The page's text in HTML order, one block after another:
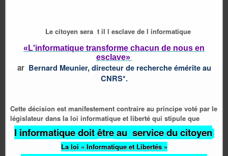
Le citoyen sera t il l esclave de l informatique
«L'informatique transforme chacun de nous en
esclave»
ar Bernard Meunier, directeur de recherche émérite au
CNRS*.
Cette décision est manifestement contraire au principe voté par le
législateur dans la loi informatique et liberté qui stipule que
l informatique doitêtreau service du citoyen
La loi « Informatique et Libertés »